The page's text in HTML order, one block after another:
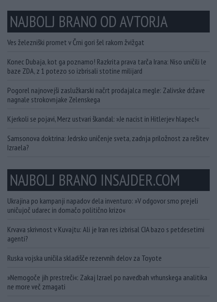
NAJBOLJ BRANO OD AVTORJA
Ves železniški promet v Črni gori šel rakom žvižgat
Konec Dubaja, kot ga poznamo! Razkrita prava tarča Irana: Niso uničili le
baze ZDA, z 1 potezo so izbrisali stotine milijard
Pogorel najnovejši zaslužkarski načrt prodajalca megle: Zalivske države
nagnale strokovnjake Zelenskega
Kjerkoli se pojavi, Merz ustvari škandal: »Je nacist in Hitlerjev hlapec!«
Samsonova doktrina: Jedrsko uničenje sveta, zadnja priložnost za rešitev
Izraela?
NAJBOLJ BRANO INSAJDER.COM
Ukrajina po kampanji napadov dela inventuro: »V odgovor smo prejeli
uničujoč udarec in domačo politično krizo«
Krvava skrivnost v Kuvajtu: Ali je Iran res izbrisal CIA bazo s petdesetimi
agenti?
Ruska vojska uničila skladišče rezervnih delov za Toyote
»Nemogoče jih prestreči«: Zakaj Izrael po navedbah vrhunskega analitika
ne more več zmagati